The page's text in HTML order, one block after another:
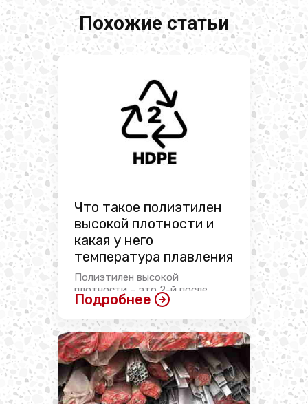
Похожие статьи
Что такое полиэтилен
высокой плотности и
какая у него
температура плавления
Полиэтилен высокой
плотности – это 2-й после
полиэтилентерефталата
Подробнее